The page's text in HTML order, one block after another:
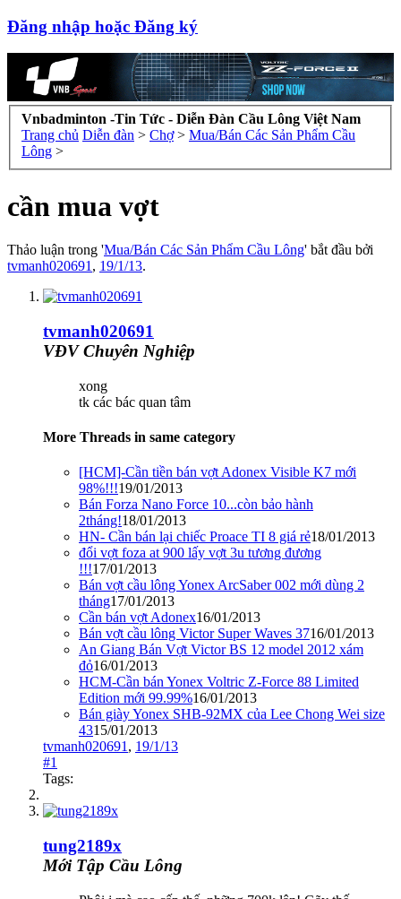
Đăng nhập hoặc Đăng ký
Vnbadminton -Tin Tức - Diễn Đàn Cầu Lông Việt Nam
Trang chủ Diễn đàn > Chợ > Mua/Bán Các Sản Phẩm Cầu
Lông >
cần mua vợt
Thảo luận trong 'Mua/Bán Các Sản Phẩm Cầu Lông' bắt đầu bởi
tvmanh020691 , 19/1/13.
tvmanh020691
VĐV Chuyên Nghiệp
xong
tk các bác quan tâm
More Threads in same category
[HCM]-Cần tiền bán vợt Adonex Visible K7 mới
98%!!!19/01/2013
Bán Forza Nano Force 10...còn bảo hành
2tháng!18/01/2013
HN- Cần bán lại chiếc Proace TI 8 giá rẻ18/01/2013
đổi vợt foza at 900 lấy vợt 3u tương đương
!!!17/01/2013
Bán vợt cầu lông Yonex ArcSaber 002 mới dùng 2
tháng17/01/2013
Cần bán vợt Adonex16/01/2013
Bán vợt cầu lông Victor Super Waves 3716/01/2013
An Giang Bán Vợt Victor BS 12 model 2012 xám
đỏ16/01/2013
HCM-Cần bán Yonex Voltric Z-Force 88 Limited
Edition mới 99.99%16/01/2013
Bán giày Yonex SHB-92MX của Lee Chong Wei size
4315/01/2013
tvmanh020691 , 19/1/13
#1
Tags:
tung2189x
Mới Tập Cầu Lông